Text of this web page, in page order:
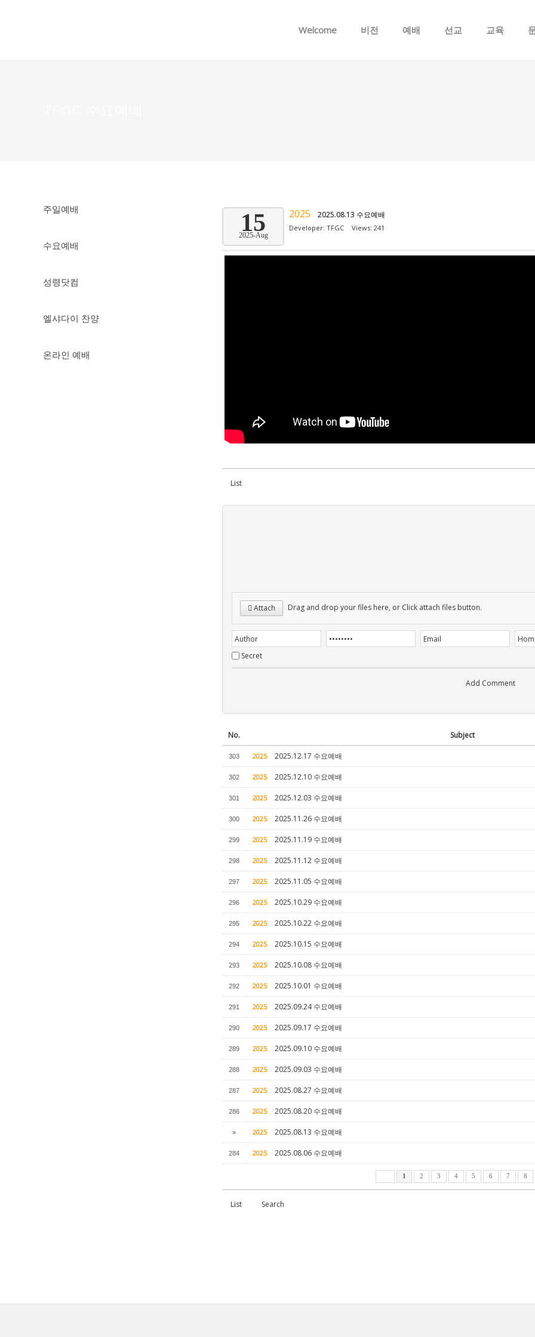
Welcome 비전 예배 선교 교육
주일예배
수요예배
성령닷컴
엘샤다이 찬양
온라인 예배
15
2025-Aug
2025 2025.08.13 수요예배
Developer: TFGC Views: 241
List
Attach Drag and drop your files here, or Click attach files button.
Secret
No. Subject
303 2025 2025.12.17 수요예배
302 2025 2025.12.10 수요예배
301 2025 2025.12.03 수요예배
300 2025 2025.11.26 수요예배
299 2025 2025.11.19 수요예배
298 2025 2025.11.12 수요예배
297 2025 2025.11.05 수요예배
296 2025 2025.10.29 수요예배
295 2025 2025.10.22 수요예배
294 2025 2025.10.15 수요예배
293 2025 2025.10.08 수요예배
292 2025 2025.10.01 수요예배
291 2025 2025.09.24 수요예배
290 2025 2025.09.17 수요예배
289 2025 2025.09.10 수요예배
288 2025 2025.09.03 수요예배
287 2025 2025.08.27 수요예배
286 2025 2025.08.20 수요예배
» 2025 2025.08.13 수요예배
284 2025 2025.08.06 수요예배
1 2 3 4 5 6 7 8
List Search